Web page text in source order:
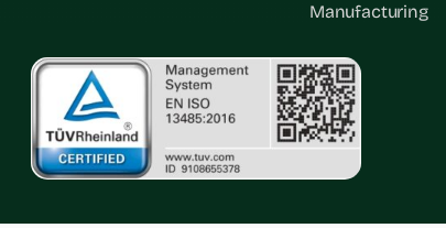
Manufacturing